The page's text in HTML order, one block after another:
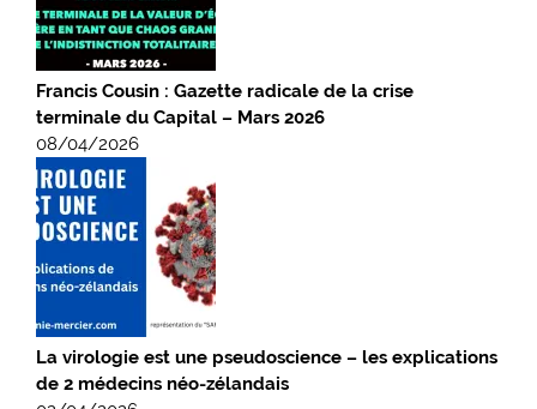
Francis Cousin : Gazette radicale de la crise
terminale du Capital – Mars 2026
08/04/2026
La virologie est une pseudoscience – les explications
de 2 médecins néo-zélandais